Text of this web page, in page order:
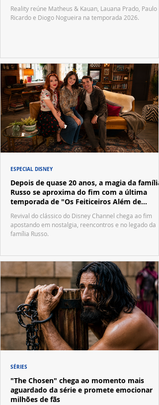
Reality reúne Matheus & Kauan, Lauana Prado, Paulo
Ricardo e Diogo Nogueira na temporada 2026.
Depois de quase 20 anos, a magia da família
Russo se aproxima do fim com a última
temporada de "Os Feiticeiros Além de
Revival do clássico do Disney Channel chega ao fim
apostando em nostalgia, reencontros e no legado da
família Russo.
ESPECIAL DISNEY
"The Chosen" chega ao momento mais
aguardado da série e promete emocionar
milhões de fãs
SÉRIES